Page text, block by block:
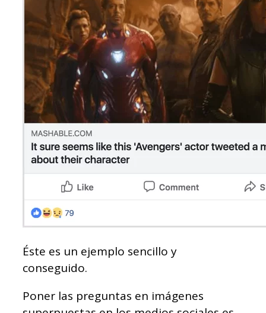
Éste es un ejemplo sencillo y
conseguido.
Poner las preguntas en imágenes